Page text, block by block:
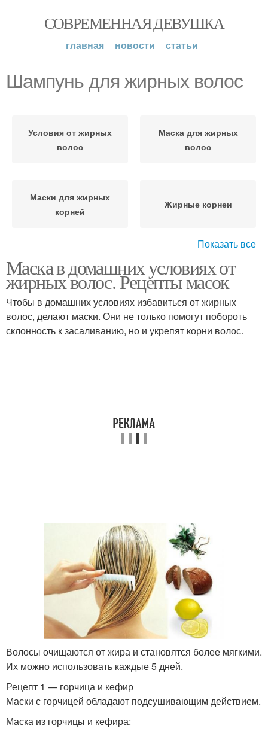
СОВРЕМЕННАЯ ДЕВУШКА
главная новости статьи
Шампунь для жирных волос
Условия от жирных
волос
Маска для жирных
волос
Маски для жирных
корней
Жирные корнеи
Маска для волос Волос с глиной
Волос из голубой
Маски для жирных
Показать все
Маска в домашних условиях от
жирных волос. Рецепты масок
Чтобы в домашних условиях избавиться от жирных
волос, делают маски. Они не только помогут побороть
склонность к засаливанию, но и укрепят корни волос.
Волосы очищаются от жира и становятся более мягкими.
Их можно использовать каждые 5 дней.
Рецепт 1 — горчица и кефир
Маски с горчицей обладают подсушивающим действием.
Маска из горчицы и кефира: